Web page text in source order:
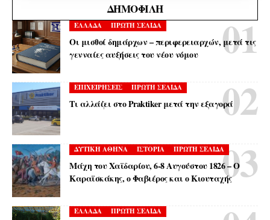
ΔΗΜΟΦΙΛΉ
ΕΛΛΑΔΑ ΠΡΩΤΗ ΣΕΛΙΔΑ
Οι μισθοί δημάρχων – περιφερειαρχών, μετά τις
γενναίες αυξήσεις του νέου νόμου
ΕΠΙΧΕΙΡΗΣΕΙΣ ΠΡΩΤΗ ΣΕΛΙΔΑ
Τι αλλάζει στο Praktiker μετά την εξαγορά
ΔΥΤΙΚΗ ΑΘΗΝΑ ΙΣΤΟΡΙΑ ΠΡΩΤΗ ΣΕΛΙΔΑ
Μάχη του Χαϊδαρίου, 6-8 Αυγούστου 1826 – Ο
Καραϊσκάκης, ο Φαβιέρος και ο Κιουταχής
ΕΛΛΑΔΑ ΠΡΩΤΗ ΣΕΛΙΔΑ